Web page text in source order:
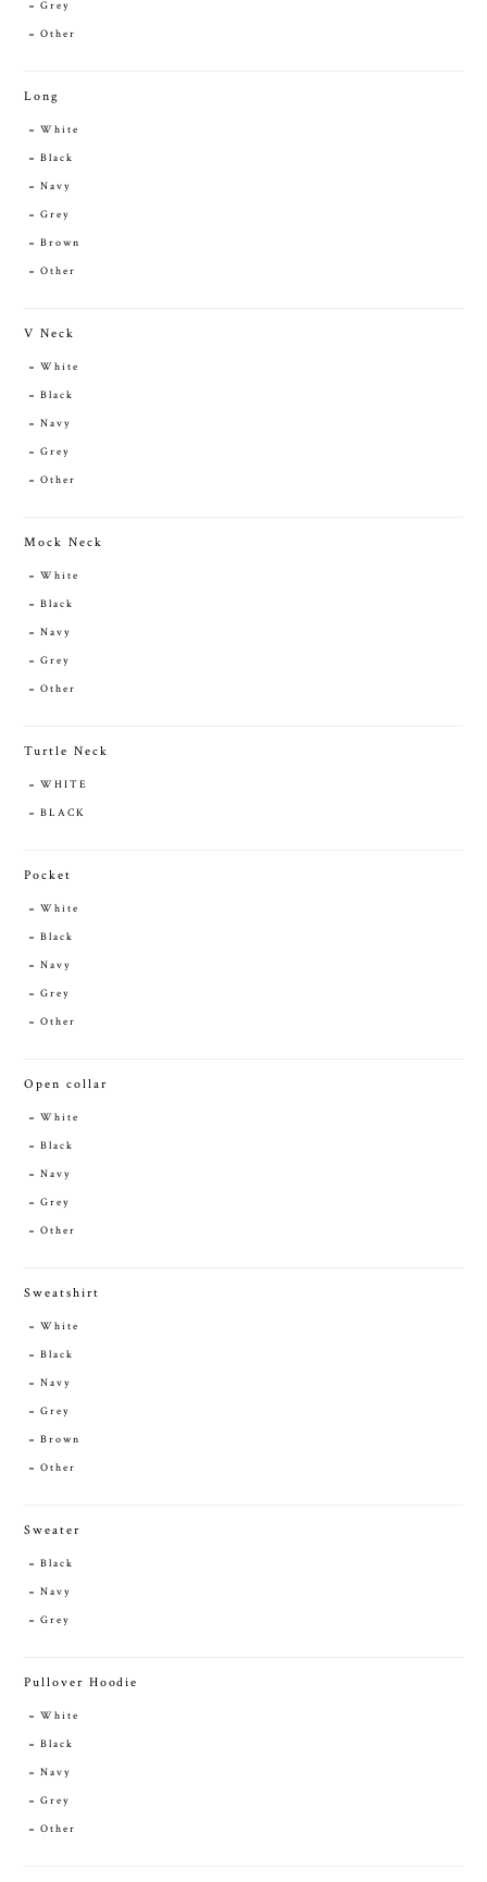
Grey
Other
Long
White
Black
Navy
Grey
Brown
Other
V Neck
White
Black
Navy
Grey
Other
Mock Neck
White
Black
Navy
Grey
Other
Turtle Neck
WHITE
BLACK
Pocket
White
Black
Navy
Grey
Other
Open collar
White
Black
Navy
Grey
Other
Sweatshirt
White
Black
Navy
Grey
Brown
Other
Sweater
Black
Navy
Grey
Pullover Hoodie
White
Black
Navy
Grey
Other